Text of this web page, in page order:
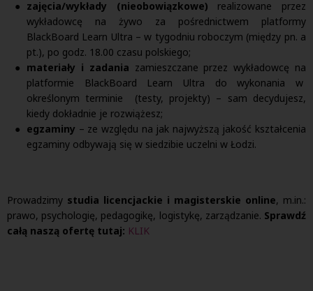
zajęcia/wykłady (nieobowiązkowe) realizowane przez
wykładowcę na żywo za pośrednictwem platformy
BlackBoard Learn Ultra – w tygodniu roboczym (między pn. a
pt.), po godz. 18.00 czasu polskiego;
materiały i zadania zamieszczane przez wykładowcę na
platformie BlackBoard Learn Ultra do wykonania w
określonym terminie (testy, projekty) – sam decydujesz,
kiedy dokładnie je rozwiążesz;
egzaminy – ze względu na jak najwyższą jakość kształcenia
egzaminy odbywają się w siedzibie uczelni w Łodzi.
Prowadzimy studia licencjackie i magisterskie online, m.in.:
prawo, psychologię, pedagogikę, logistykę, zarządzanie. Sprawdź
całą naszą ofertę tutaj: KLIK